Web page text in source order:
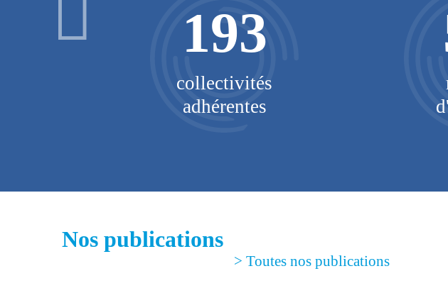
193
collectivités
adhérentes
Nos publications
> Toutes nos publications